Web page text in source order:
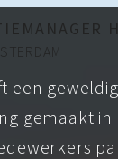
een
gemaakt in